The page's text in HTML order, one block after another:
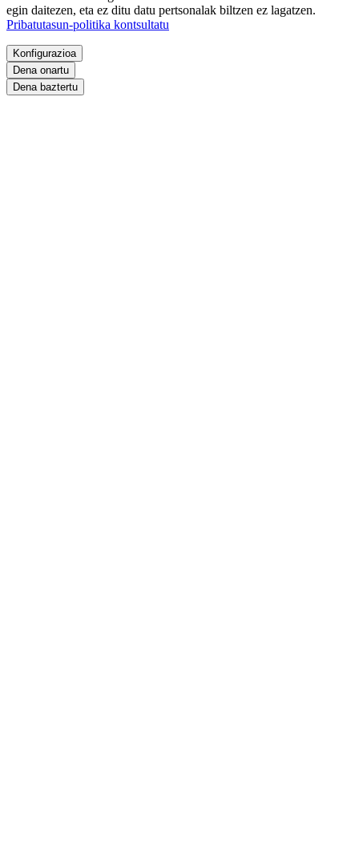
egin daitezen, eta ez ditu datu pertsonalak biltzen ez lagatzen.
Pribatutasun-politika kontsultatu
Konfigurazioa
Dena onartu
Dena baztertu